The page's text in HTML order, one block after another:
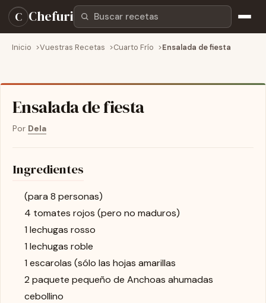
C ChefuriBuscar recetas
Inicio Vuestras Recetas Cuarto Frío Ensalada de fiesta
Ensalada de fiesta
Por Dela
Ingredientes
(para 8 personas)
4 tomates rojos (pero no maduros)
1 lechugas rosso
1 lechugas roble
1 escarolas (sólo las hojas amarillas
2 paquete pequeño de Anchoas ahumadas
cebollino